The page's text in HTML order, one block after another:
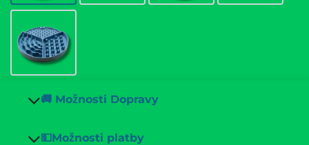
🚚 Možnosti Dopravy
💵Možnosti platby